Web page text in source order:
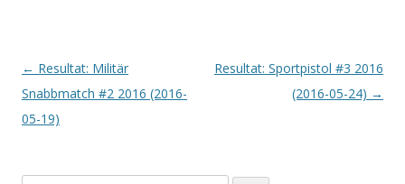
I
n
l
← Resultat: Militär
Snabbmatch #2 2016 (2016-
05-19)
Resultat: Sportpistol #3 2016
(2016-05-24) →